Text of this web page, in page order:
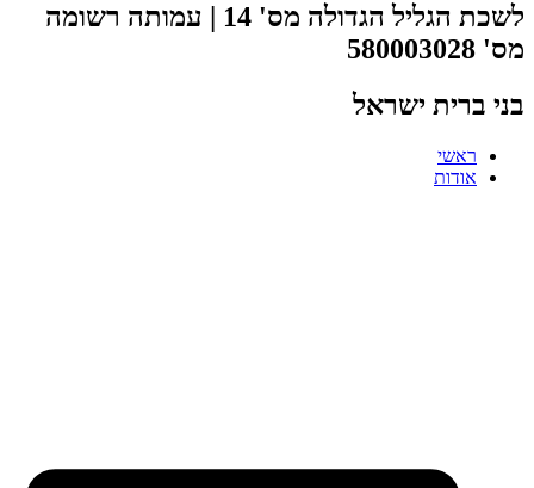
לשכת הגליל הגדולה מס' 14 | עמותה רשומה
מס' 580003028
בני ברית ישראל
ראשי
אודות